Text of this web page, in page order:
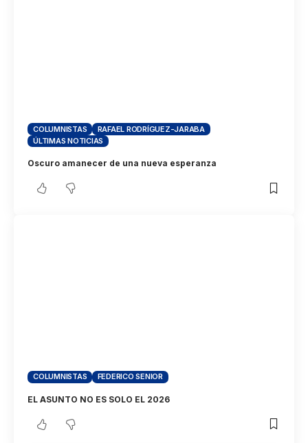
COLUMNISTAS
RAFAEL RODRÍGUEZ-JARABA
ÚLTIMAS NOTICIAS
Oscuro amanecer de una nueva esperanza
COLUMNISTAS FEDERICO SENIOR
EL ASUNTO NO ES SOLO EL 2026